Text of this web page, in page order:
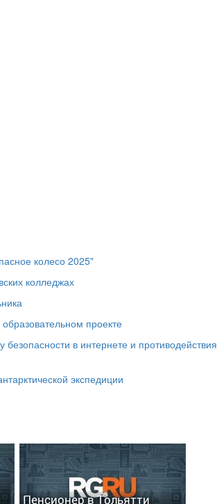
колесо 2025"
колледжах
проекте
в интернете и противодействия
экспедиции
Пенсионер в Тольятти